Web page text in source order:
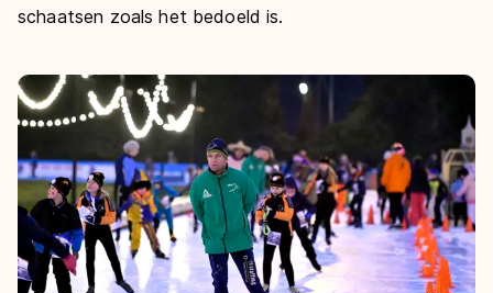
schaatsen zoals het bedoeld is.